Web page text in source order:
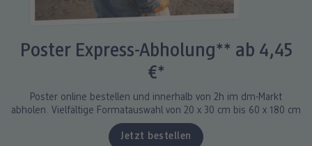
Poster Express-Abholung** ab 4,45
€*
Poster online bestellen und innerhalb von 2h im dm-Markt
abholen. Vielfältige Formatauswahl von 20 x 30 cm bis 60 x 180 cm
Jetzt bestellen